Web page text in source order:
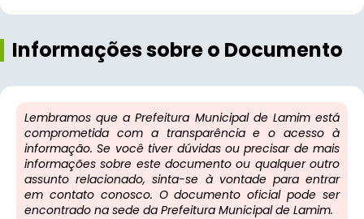
Informações sobre o Documento
Lembramos que a Prefeitura Municipal de Lamim está
comprometida com a transparência e o acesso à
informação. Se você tiver dúvidas ou precisar de mais
informações sobre este documento ou qualquer outro
assunto relacionado, sinta-se à vontade para entrar
em contato conosco. O documento oficial pode ser
encontrado na sede da Prefeitura Municipal de Lamim.